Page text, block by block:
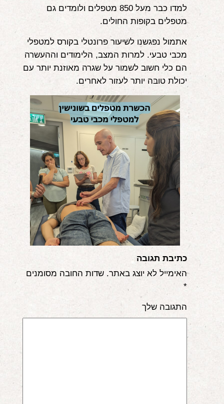
בעיות/מחלות נוספות
הורים ממליצים
לימודי "שונישין"
במתנה!
יצירת קשר
052-6868768
למדו כבר מעל 850 מטפלים ולומדים גם
מטפלים בקופות החולים.
אתמול נפגשנו לשיעור פרונטלי בקורס למטפלי
מכבי טבעי. למרות המצב, הלימודים וההעשרה
הם כלי חשוב לשמור על שגרה מאוזנת יותר עם
יכולת טובה יותר לעזור לאחרים.
כתיבת תגובה
האימייל לא יוצג באתר. שדות החובה מסומנים
*
התגובה שלך